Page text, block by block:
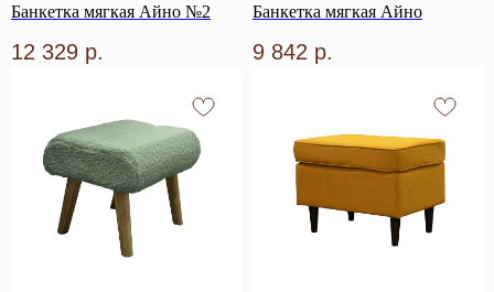
Банкетка мягкая Айно №2
12 329 р.
Банкетка мягкая Айно
9 842 р.